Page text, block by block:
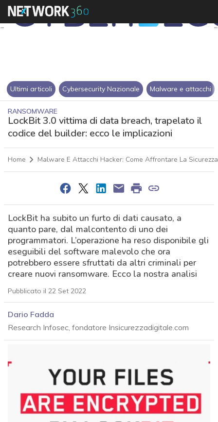
Ultimi articoli Cybersecurity Nazionale Malware e attacchi
RANSOMWARE
LockBit 3.0 vittima di data breach, trapelato il
codice del builder: ecco le implicazioni
Home Malware E Attacchi Hacker: Come Affrontare La
LockBit ha subito un furto di dati causato, a
quanto pare, dal malcontento di uno dei
programmatori. L’operazione ha reso disponibile gli
eseguibili del software malevolo che ora
potrebbero essere sfruttati da altri criminali per
creare nuovi ransomware. Ecco la nostra analisi
Pubblicato il 22 Set 2022
Dario Fadda
Research Infosec, fondatore Insicurezzadigitale.com